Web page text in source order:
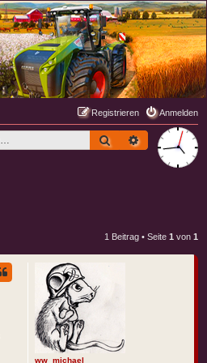
Anmelden
Registrieren
SucheErweiterte
1 Beitrag • Seite 1 von 1
ww_michael